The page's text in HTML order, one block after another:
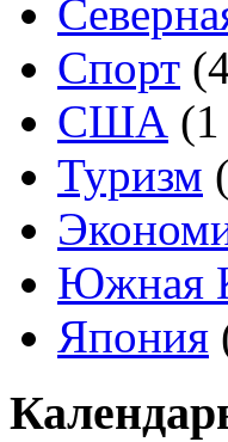
Спорт
США
Туризм
Южная
Япония